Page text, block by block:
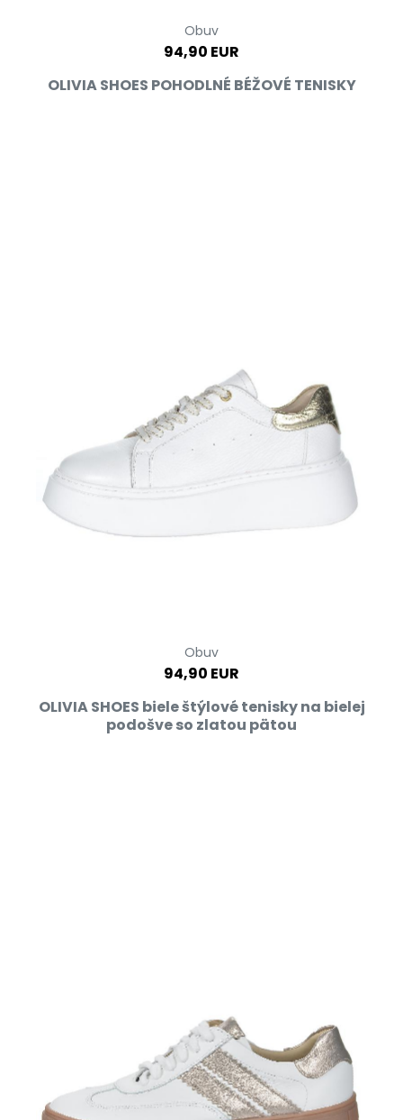
Obuv
94,90 EUR
OLIVIA SHOES POHODLNÉ BÉŽOVÉ TENISKY
Obuv
94,90 EUR
OLIVIA SHOES biele štýlové tenisky na bielej
podošve so zlatou pätou